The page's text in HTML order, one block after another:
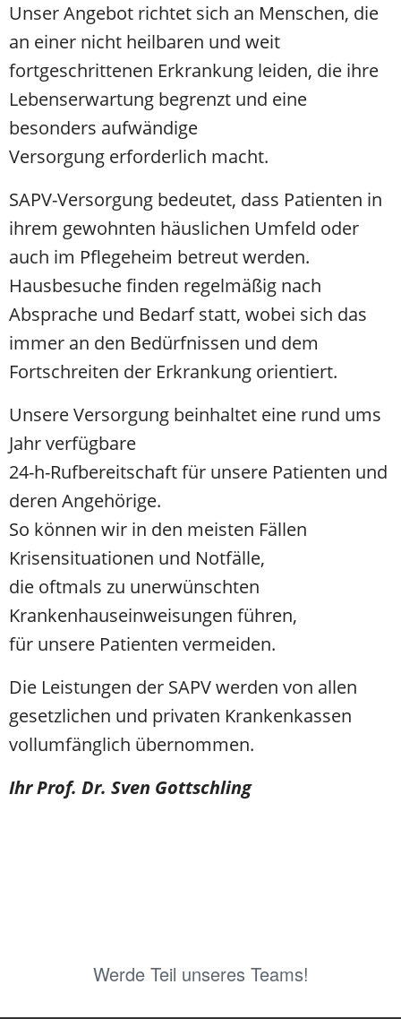
Unser Angebot richtet sich an Menschen, die
an einer nicht heilbaren und weit
fortgeschrittenen Erkrankung leiden, die ihre
Lebenserwartung begrenzt und eine
besonders aufwändige
Versorgung erforderlich macht.
SAPV-Versorgung bedeutet, dass Patienten in
ihrem gewohnten häuslichen Umfeld oder
auch im Pflegeheim betreut werden.
Hausbesuche finden regelmäßig nach
Absprache und Bedarf statt, wobei sich das
immer an den Bedürfnissen und dem
Fortschreiten der Erkrankung orientiert.
Unsere Versorgung beinhaltet eine rund ums
Jahr verfügbare
24-h-Rufbereitschaft für unsere Patienten und
deren Angehörige.
So können wir in den meisten Fällen
Krisensituationen und Notfälle,
die oftmals zu unerwünschten
Krankenhauseinweisungen führen,
für unsere Patienten vermeiden.
Die Leistungen der SAPV werden von allen
gesetzlichen und privaten Krankenkassen
vollumfänglich übernommen.
Ihr Prof. Dr. Sven Gottschling
Werde Teil unseres Teams!